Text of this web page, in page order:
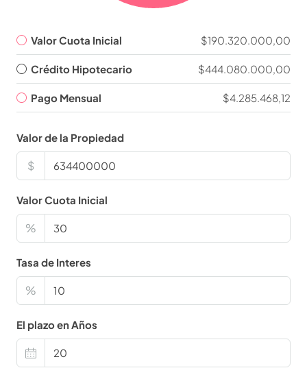
Valor Cuota Inicial $190.320.000,00
Crédito Hipotecario $444.080.000,00
Pago Mensual $4.285.468,12
Valor de la Propiedad
$
Valor Cuota Inicial
%
Tasa de Interes
%
El plazo en Años